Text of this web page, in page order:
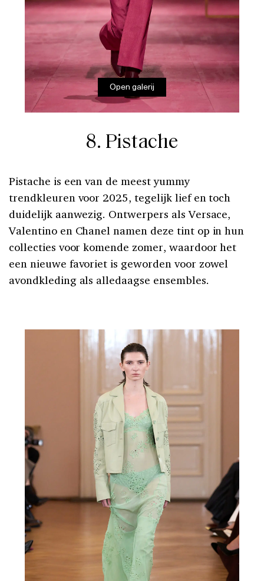
Open galerij
8. Pistache
Pistache is een van de meest yummy
trendkleuren voor 2025, tegelijk lief en toch
duidelijk aanwezig. Ontwerpers als Versace,
Valentino en Chanel namen deze tint op in hun
collecties voor komende zomer, waardoor het
een nieuwe favoriet is geworden voor zowel
avondkleding als alledaagse ensembles.